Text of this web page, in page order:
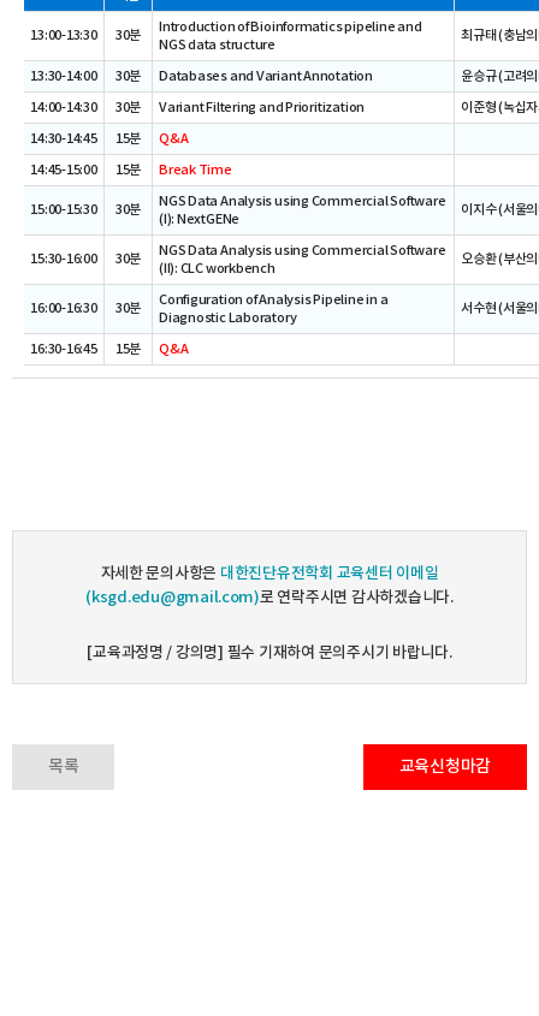
13:00-13:30 30분
Introduction of Bioinformatics pipeline and
NGS data structure
최규태 (충남
13:30-14:00 30분 Databases and Variant Annotation
윤승규 (고려
14:00-14:30
30분 Variant Filtering and Prioritization
이준형 (녹십
14:30-14:45
15분
Q&A
14:45-15:00
15분 Break Time
15:00-15:30 30분
NGS Data Analysis using Commercial Software
(I): NextGENe
이지수 (서울
15:30-16:00 30분
NGS Data Analysis using Commercial Software
(II): CLC workbench
오승환 (부산
16:00-16:30 30분
Configuration of Analysis Pipeline in a
Diagnostic Laboratory
서수현 (서울
16:30-16:45 15분 Q&A
자세한 문의사항은 대한진단유전학회 교육센터 이메일
(ksgd.edu@gmail.com)로 연락주시면 감사하겠습니다.
[교육과정명 / 강의명] 필수 기재하여 문의주시기 바랍니다.
목록 교육신청마감